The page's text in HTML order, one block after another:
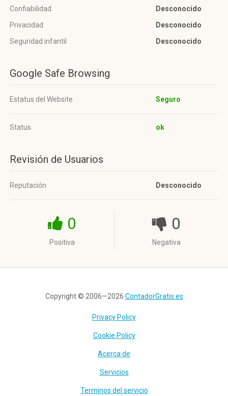
Confiabilidad
Desconocido
Privacidad
Desconocido
Seguridad infantil
Desconocido
Google Safe Browsing
Estatus del Website Seguro
Status ok
Revisión de Usuarios
Reputación Desconocido
0
Positiva
0
Negativa
Copyright © 2006—2026 ContadorGratis.es
Privacy Policy
Cookie Policy
Acerca de
Servicios
Terminos del servicio